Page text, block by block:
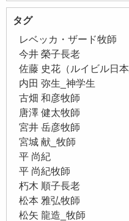
タグ
レベッカ・ザード牧師
今井 榮子長老
佐藤 史花（ルイビル日本
内田 弥生_神学生
古畑 和彦牧師
唐澤 健太牧師
宮井 岳彦牧師
宮城 献_牧師
平 尚紀
平 尚紀牧師
朽木 順子長老
松本 雅弘牧師
松矢 龍造_牧師